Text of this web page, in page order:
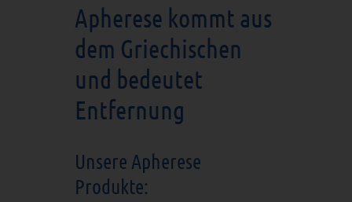
Apherese kommt aus
dem Griechischen
und bedeutet
Entfernung
Unsere Apherese
Produkte: